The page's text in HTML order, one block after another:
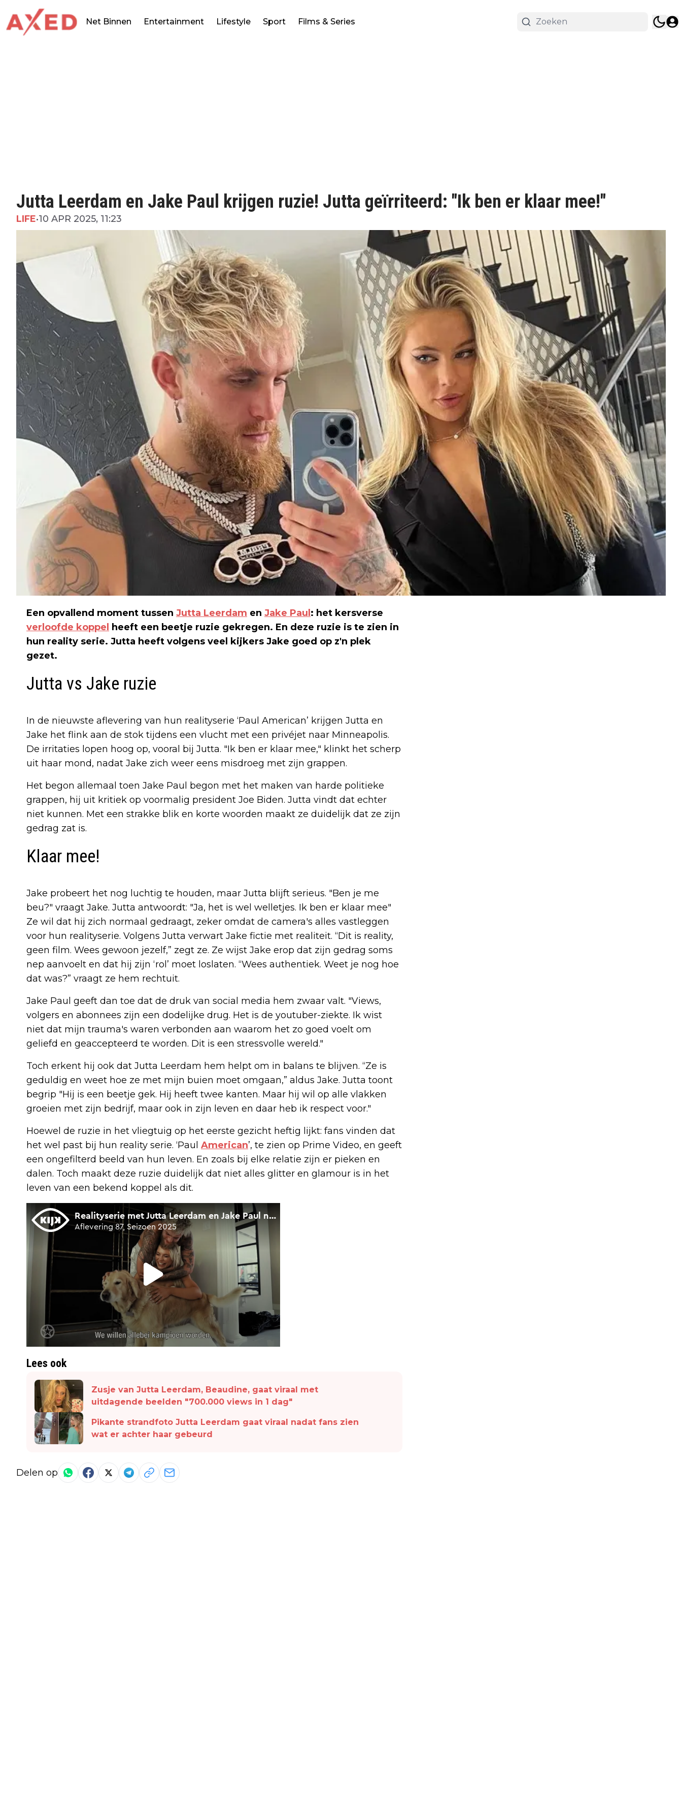
Net Binnen Entertainment Lifestyle Sport Films & Series
Jutta Leerdam en Jake Paul krijgen ruzie! Jutta geïrriteerd: "Ik ben er klaar mee!"
LIFE•10 APR 2025, 11:23
Een opvallend moment tussen Jutta Leerdam en Jake Paul : het kersverse
verloofde koppel
heeft een beetje ruzie gekregen. En deze ruzie is te zien in
hun reality serie. Jutta heeft volgens veel kijkers Jake goed op z'n plek
gezet.
Jutta vs Jake ruzie
In de nieuwste aflevering van hun realityserie ‘Paul American’ krijgen Jutta en
Jake het flink aan de stok tijdens een vlucht met een privéjet naar Minneapolis.
De irritaties lopen hoog op, vooral bij Jutta. "Ik ben er klaar mee," klinkt het scherp
uit haar mond, nadat Jake zich weer eens misdroeg met zijn grappen.
Het begon allemaal toen Jake Paul begon met het maken van harde politieke
grappen, hij uit kritiek op voormalig president Joe Biden. Jutta vindt dat echter
niet kunnen. Met een strakke blik en korte woorden maakt ze duidelijk dat ze zijn
gedrag zat is.
Klaar mee!
Jake probeert het nog luchtig te houden, maar Jutta blijft serieus. "Ben je me
beu?" vraagt Jake. Jutta antwoordt: "Ja, het is wel welletjes. Ik ben er klaar mee"
Ze wil dat hij zich normaal gedraagt, zeker omdat de camera's alles vastleggen
voor hun realityserie. Volgens Jutta verwart Jake fictie met realiteit. “Dit is reality,
geen film. Wees gewoon jezelf,” zegt ze. Ze wijst Jake erop dat zijn gedrag soms
nep aanvoelt en dat hij zijn ‘rol’ moet loslaten. “Wees authentiek. Weet je nog hoe
dat was?” vraagt ze hem rechtuit.
Jake Paul geeft dan toe dat de druk van social media hem zwaar valt. "Views,
volgers en abonnees zijn een dodelijke drug. Het is de youtuber-ziekte. Ik wist
niet dat mijn trauma's waren verbonden aan waarom het zo goed voelt om
geliefd en geaccepteerd te worden. Dit is een stressvolle wereld."
Toch erkent hij ook dat Jutta Leerdam hem helpt om in balans te blijven. “Ze is
geduldig en weet hoe ze met mijn buien moet omgaan,” aldus Jake. Jutta toont
begrip "Hij is een beetje gek. Hij heeft twee kanten. Maar hij wil op alle vlakken
groeien met zijn bedrijf, maar ook in zijn leven en daar heb ik respect voor."
Hoewel de ruzie in het vliegtuig op het eerste gezicht heftig lijkt: fans vinden dat
het wel past bij hun reality serie. ‘Paul American’, te zien op Prime Video, en geeft
een ongefilterd beeld van hun leven. En zoals bij elke relatie zijn er pieken en
dalen. Toch maakt deze ruzie duidelijk dat niet alles glitter en glamour is in het
leven van een bekend koppel als dit.
Lees ook
Zusje van Jutta Leerdam, Beaudine, gaat viraal met
uitdagende beelden "700.000 views in 1 dag"
Pikante strandfoto Jutta Leerdam gaat viraal nadat fans zien
wat er achter haar gebeurd
Delen op